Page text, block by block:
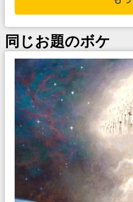
同じお題のボケ